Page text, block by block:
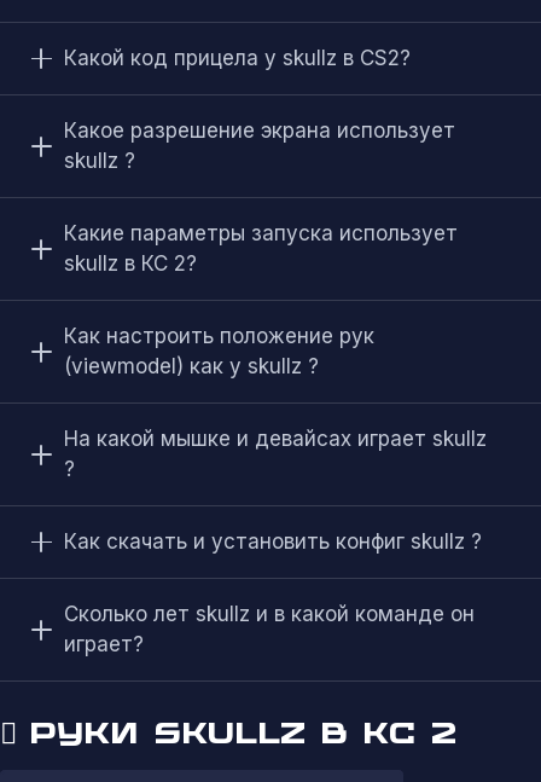
Какой код прицела у skullz в CS2?
Какое разрешение экрана использует
skullz ?
Какие параметры запуска использует
skullz в КС 2?
Как настроить положение рук
(viewmodel) как у skullz ?
На какой мышке и девайсах играет skullz
?
Как скачать и установить конфиг skullz ?
Сколько лет skullz и в какой команде он
играет?
РУКИ SKULLZ В КС 2